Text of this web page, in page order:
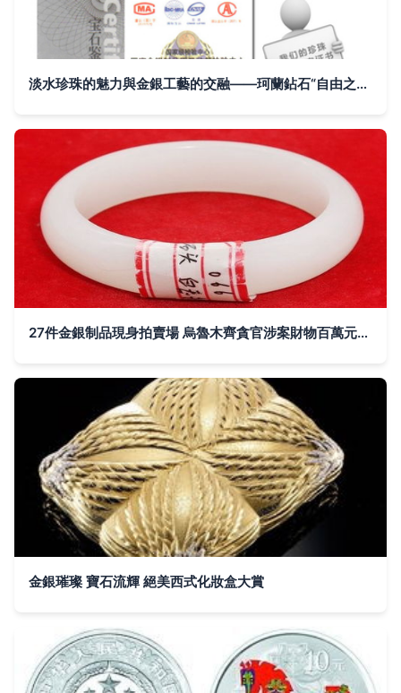
淡水珍珠的魅力與金銀工藝的交融——珂蘭鉆石“自由之愛”長鏈項鏈評析
27件金銀制品現身拍賣場 烏魯木齊貪官涉案財物百萬元起拍
金銀璀璨 寶石流輝 絕美西式化妝盒大賞